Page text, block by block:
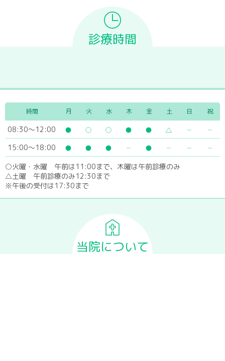
診療時間
時間 月 火 水 木 金 土 日 祝
08:30～12:00
15:00～18:00
○火曜・水曜 午前は11:00まで、木曜は午前診療のみ
△土曜 午前診療のみ12:30まで
※午後の受付は17:30まで
当院について